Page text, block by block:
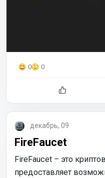
0 0
декабрь, 09
FireFaucet
FireFaucet – это
предоставляет